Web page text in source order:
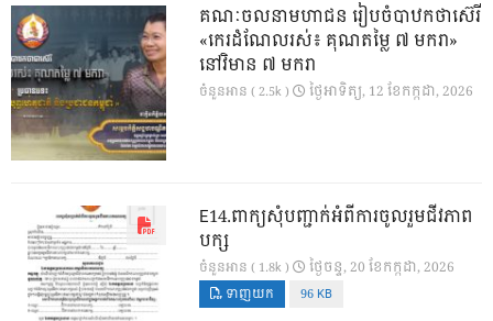
គណៈចលនាមហាជន រៀបចំបាឋកថាស៊េរី
«កេរដំណែលរស់៖ គុណតម្លៃ ៧ មករា»
នៅវិមាន ៧ មករា
ចំនួនអាន ( 2.5k ) ថ្ងៃ​អាទិត្យ, 12 ខែ​កក្កដា, 2026
E14.ពាក្យសុំបញ្ជាក់អំពីការចូលរួមជីវភាព
បក្ស
ចំនួនអាន ( 1.8k ) ថ្ងៃ​ចន្ទ, 20 ខែ​កក្កដា, 2026
ទាញយក 96 KB